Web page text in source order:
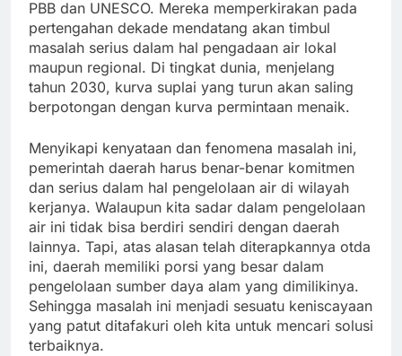
PBB dan UNESCO. Mereka memperkirakan pada
pertengahan dekade mendatang akan timbul
masalah serius dalam hal pengadaan air lokal
maupun regional. Di tingkat dunia, menjelang
tahun 2030, kurva suplai yang turun akan saling
berpotongan dengan kurva permintaan menaik.
Menyikapi kenyataan dan fenomena masalah ini,
pemerintah daerah harus benar-benar komitmen
dan serius dalam hal pengelolaan air di wilayah
kerjanya. Walaupun kita sadar dalam pengelolaan
air ini tidak bisa berdiri sendiri dengan daerah
lainnya. Tapi, atas alasan telah diterapkannya otda
ini, daerah memiliki porsi yang besar dalam
pengelolaan sumber daya alam yang dimilikinya.
Sehingga masalah ini menjadi sesuatu keniscayaan
yang patut ditafakuri oleh kita untuk mencari solusi
terbaiknya.